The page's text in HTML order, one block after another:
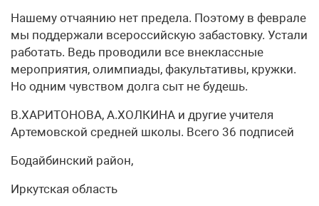
Нашему отчаянию нет предела. Поэтому в феврале
мы поддержали всероссийскую забастовку. Устали
работать. Ведь проводили все внеклассные
мероприятия, олимпиады, факультативы, кружки.
Но одним чувством долга сыт не будешь.
В.ХАРИТОНОВА, А.ХОЛКИНА и другие учителя
Артемовской средней школы. Всего 36 подписей
Бодайбинский район,
Иркутская область